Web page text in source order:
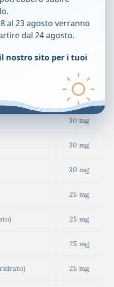
50 mg
12 mg
30 mg
30 mg
30 mg
30 mg
25 mg
25 mg
25 mg
25 mg
al 23 agosto verranno
dal 24 agosto.
nostro sito per i tuoi